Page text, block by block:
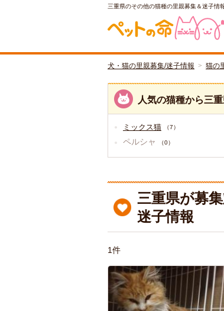
三重県のその他の猫種の里親募集＆迷子情
犬・猫の里親募集/迷子情報 猫の
人気の猫種から三
ミックス猫 （7）
ペルシャ （0）
三重県が募
迷子情報
1件